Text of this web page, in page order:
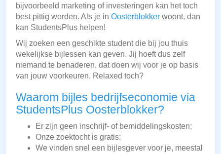
bijvoorbeeld marketing of investeringen kan het toch
best pittig worden. Als je in Oosterblokker woont, dan
kan StudentsPlus helpen!
Wij zoeken een geschikte student die bij jou thuis
wekelijkse bijlessen kan geven. Jij hoeft dus zelf
niemand te benaderen, dat doen wij voor je op basis
van jouw voorkeuren. Relaxed toch?
Waarom bijles bedrijfseconomie via
StudentsPlus Oosterblokker?
Er zijn geen inschrijf- of bemiddelingskosten;
Onze zoektocht is gratis;
We vinden snel een bijlesgever voor je, meestal